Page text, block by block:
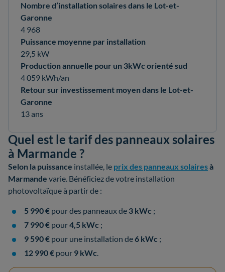
Nombre d’installation solaires dans le Lot-et-
Garonne
4 968
Puissance moyenne par installation
29,5 kW
Production annuelle pour un 3kWc orienté sud
4 059 kWh/an
Retour sur investissement moyen dans le Lot-et-
Garonne
13 ans
Quel est le tarif des panneaux solaires
à Marmande ?
Selon la puissance installée, le prix des panneaux solairesà
Marmande varie. Bénéficiez de votre installation
photovoltaïque à partir de :
5 990 € pour des panneaux de 3 kWc ;
7 990 € pour4,5 kWc ;
9 590 € pour une installation de6 kWc ;
12 990 € pour 9 kWc.